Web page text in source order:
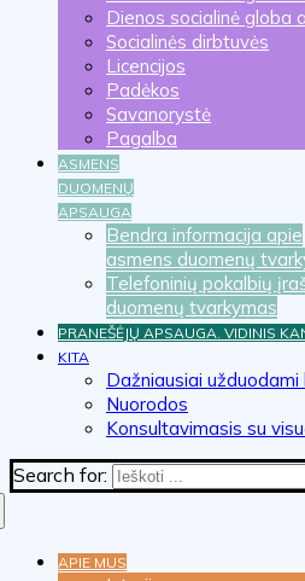
Dienos socialinė globa
Socialinės dirbtuvės
Licencijos
Padėkos
Savanorystė
Pagalba
ASMENS
DUOMENŲ
APSAUGA
Bendra informacija apie
asmens duomenų
Telefoninių pokalbių
duomenų tvarkymas
PRANEŠĖJŲ APSAUGA. VIDINIS
KITA
Dažniausiai užduodami
Nuorodos
Konsultavimasis su
Search for:
APIE MUS